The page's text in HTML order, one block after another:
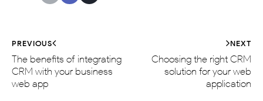
PREVIOUS
The benefits of integrating
CRM with your business
web app
NEXT
Choosing the right CRM
solution for your web
application